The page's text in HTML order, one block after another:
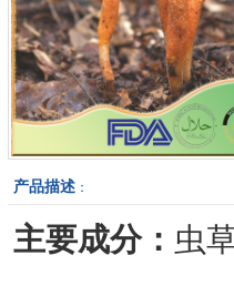
产品描述 ：
主要成分： 虫